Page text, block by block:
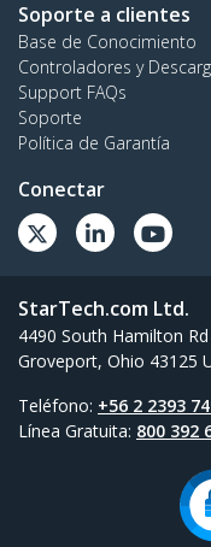
Soporte a clientes
Base de Conocimiento
Controladores y
Support FAQs
Soporte
Política de Garantía
Conectar
StarTech.com Ltd.
4490 South Hamilton Rd
Groveport, Ohio 43125
Teléfono: +56 2 2393
Línea Gratuita: 800 392